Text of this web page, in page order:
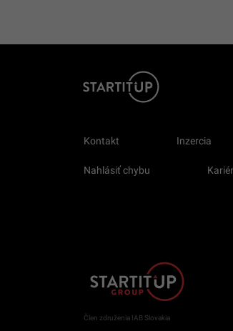
Kontakt Inzercia
Nahlásiť chybu
Člen združenia IAB Slovakia